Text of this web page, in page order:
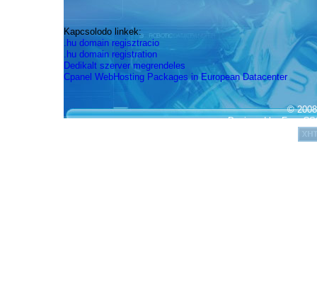
Kapcsolodo linkek:
.hu domain regisztracio
.hu domain registration
Dedikalt szerver megrendeles
Cpanel WebHosting Packages in European Datacenter
©
Designed byFree